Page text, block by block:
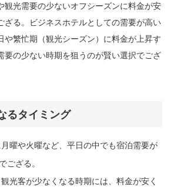
観光需要の少ないオフシーズンに料金が安
ざる。ビジネスホテルとしての需要が高い
や繁忙期（観光シーズン）に料金が上昇す
要の少ない時期を狙うのが賢い選択でござ
るタイミング
月曜や火曜など、平日の中でも宿泊需要が
ござる。
観光客が少なくなる時期には、料金が安く